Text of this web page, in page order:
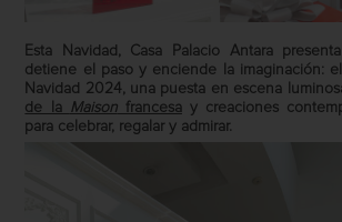
Esta Navidad, Casa Palacio Antara
detiene el paso y enciende la imaginación:
Navidad 2024, una puesta en escena
de la Maisonfrancesay creaciones
para celebrar, regalar y admirar.